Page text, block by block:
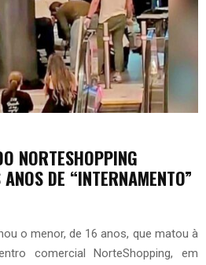
NORTESHOPPING
DE “INTERNAMENTO”
o menor, de 16 anos, que matou à
comercial NorteShopping, em